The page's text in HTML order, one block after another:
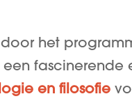
het
en filosofie